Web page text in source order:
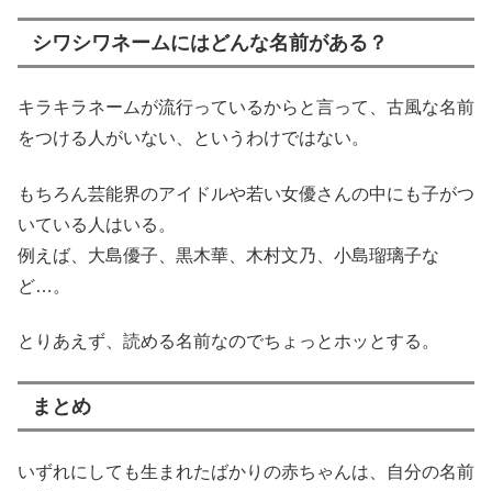
シワシワネームにはどんな名前がある？
キラキラネームが流行っているからと言って、古風な名前
をつける人がいない、というわけではない。
もちろん芸能界のアイドルや若い女優さんの中にも子がつ
いている人はいる。
例えば、大島優子、黒木華、木村文乃、小島瑠璃子な
ど…。
とりあえず、読める名前なのでちょっとホッとする。
まとめ
いずれにしても生まれたばかりの赤ちゃんは、自分の名前